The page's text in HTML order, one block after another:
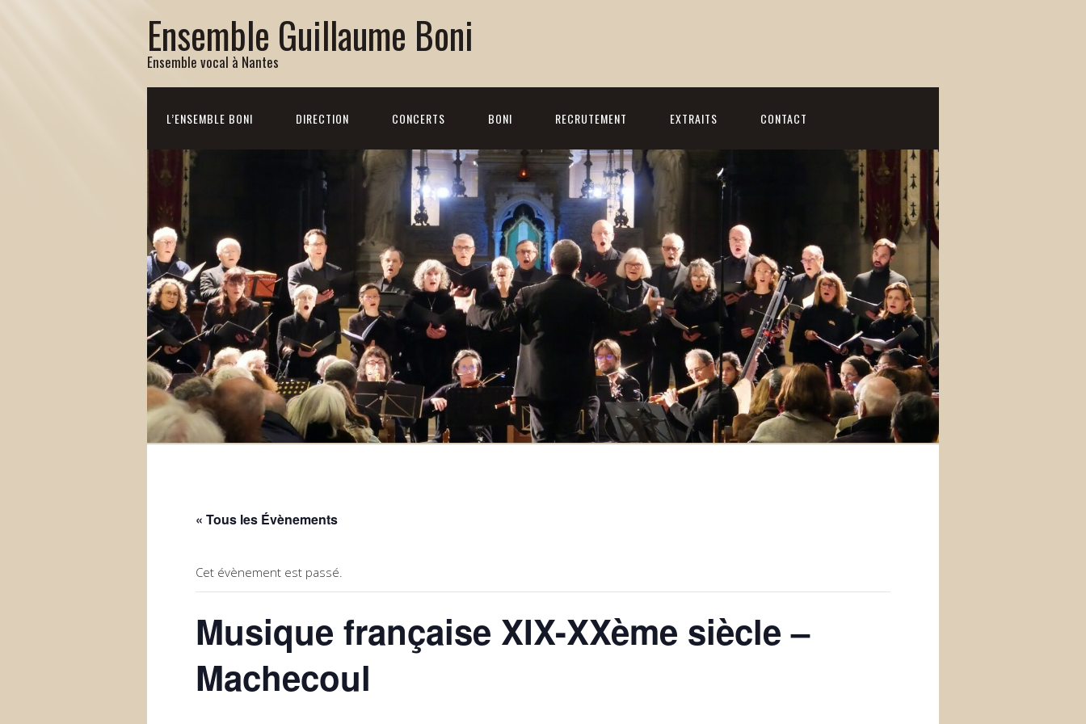
Ensemble Guillaume Boni
Ensemble vocal à Nantes
L’ENSEMBLE BONI DIRECTION CONCERTS BONI RECRUTEMENT EXTRAITS CONTACT
« Tous les Évènements
Cet évènement est passé.
Musique française XIX-XXème siècle –
Machecoul